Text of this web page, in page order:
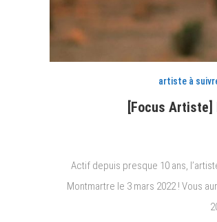
artiste à
[Focus Artiste]
Actif depuis presque 10 ans,
Montmartre le 3 mars 2022 ! Vous